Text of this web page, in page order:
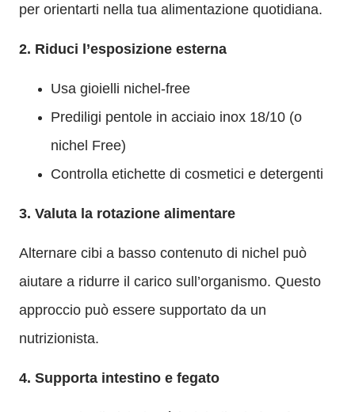
per orientarti nella tua alimentazione quotidiana.
2. Riduci l’esposizione esterna
Usa gioielli nichel-free
Prediligi pentole in acciaio inox 18/10 (o
nichel Free)
Controlla etichette di cosmetici e detergenti
3. Valuta la rotazione alimentare
Alternare cibi a basso contenuto di nichel può
aiutare a ridurre il carico sull’organismo. Questo
approccio può essere supportato da un
nutrizionista.
4. Supporta intestino e fegato